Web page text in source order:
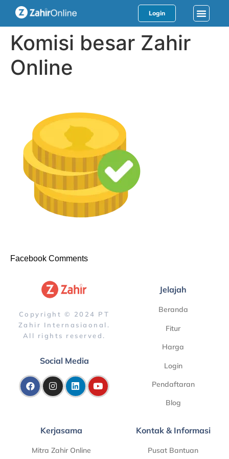
Login
Komisi besar Zahir
Online
Facebook Comments
Copyright © 2024 PT
Zahir Internasiaonal.
All rights reserved.
Social Media
Jelajah
Beranda
Fitur
Harga
Login
Pendaftaran
Blog
Kerjasama
Mitra Zahir Online
Kontak & Informasi
Pusat Bantuan